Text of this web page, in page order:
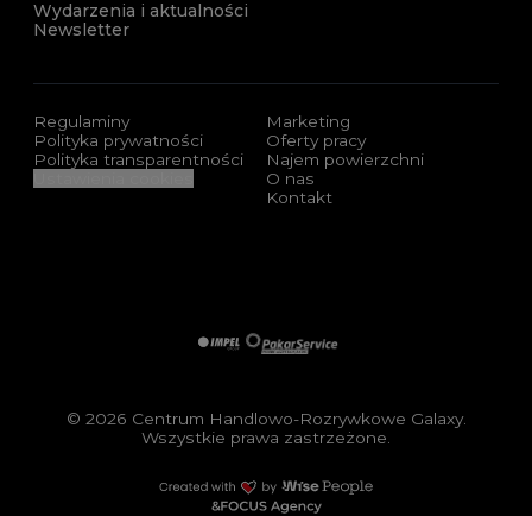
Wydarzenia i aktualności
Newsletter
Regulaminy
Polityka prywatności
Polityka transparentności
Marketing
Oferty pracy
Najem powierzchni
O nas
Kontakt
© 2026 Centrum Handlowo-Rozrywkowe Galaxy.
Wszystkie prawa zastrzeżone.